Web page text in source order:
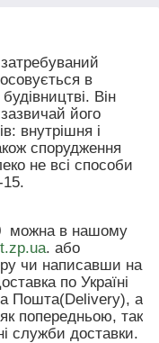
в
Він
його
внутрішня і
спорудження
не всі способи
можна в нашому
. або
чи написавши на
по Україні
Пошта(Delivery), а
попередньою, так
служби доставки.